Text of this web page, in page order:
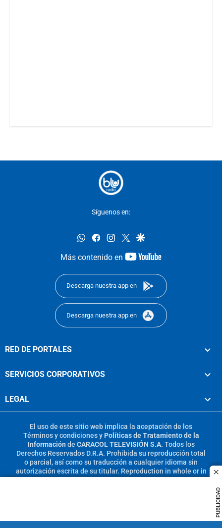
PUBLICIDAD
Síguenos en:
whatsappfacebookinstagram
twittergoogle
Más contenido en
youtube-
Descarga nuestra app en
Descarga nuestra app en
RED DE PORTALES
SERVICIOS CORPORATIVOS
LEGAL
El uso de este sitio web implica la aceptación de los
Términos y condicionesy Políticas de Tratamiento de la
Información de CARACOL TELEVISIÓN S.A. Todos los
Derechos Reservados D.R.A. Prohibida su reproducción total
o parcial, así como su traducción a cualquier idioma sin
autorización escrita de su titular. Reproduction in whole or in